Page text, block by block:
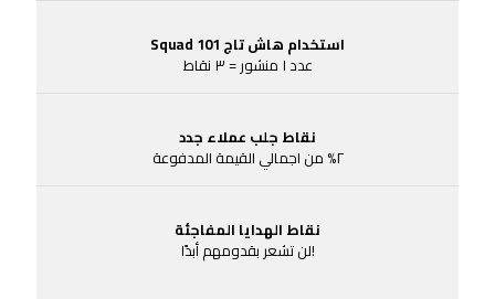
استخدام هاش تاج Squad 101
عدد ١ منشور = ٣ نقاط
نقاط جلب عملاء جدد
٢% من اجمالي القيمة المدفوعة
نقاط الهدايا المفاجئة
!لن تشعر بقدومهم أبدًا